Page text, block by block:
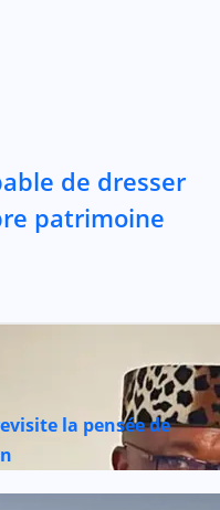
de dresser
patrimoine
la pensée de